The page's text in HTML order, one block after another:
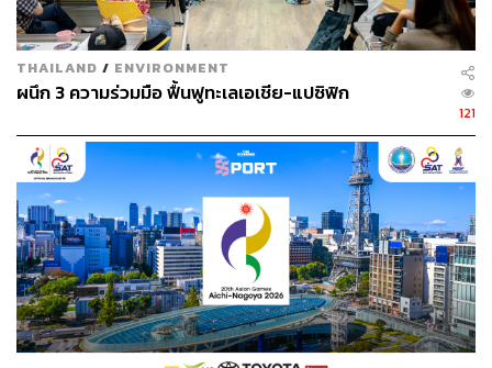
3 Madam ตัวแม่ทั้ง 3 ท่าน คอยทำหน้าที่เป็นทั้งพี่เลี้ยง
ให้คำแนะนำ คำปรึกษา และคัดเลือกผู้เป็น Sexy Mama
อันดับแรกที่เป็นความน่าสนใจอย่างมากของรายการนี้คือ
ความหลากหลายทั้งในด้านอายุ สถานะ อาชีพ และ
บุคลิกภาพ เช่น ด้านอาชีพนั้นมีทั้งที่เป็นเน็ตไอดอล, แม่ค้า
ออนไลน์, เจ้าของคณะเชิดสิงโต, นักข่าว, นักเพาะกายหญิง
เจ้าของค่ายมวย, อาจารย์มหาวิทยาลัย เป็น ดร., แม่บ้าน,
นางงาม, นักร้อง, นักเต้น ฯลฯ​ ส่วนด้านสถานะก็มีทั้งที่เป็น
สาวโสด แม่ม่าย คุณแม่ลูกดก และคุณแม่ที่มีลูกตั้งแต่ยังอายุ
น้อย เป็นต้น โดยในจำนวน Mama ทั้ง 20 คนนี้มีอายุตั้งแต่ 30
ขึ้นไปจนถึง 59 ปีเลยทีเดียว
THAILAND / ENVIRONMENT
ผนึก 3 ความร่วมมือ ฟื้นฟูทะเลเอเชีย-แปซิฟิก
121